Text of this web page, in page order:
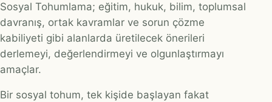
Sosyal Tohumlama; eğitim, hukuk, bilim, toplumsal
davranış, ortak kavramlar ve sorun çözme
kabiliyeti gibi alanlarda üretilecek önerileri
derlemeyi, değerlendirmeyi ve olgunlaştırmayı
amaçlar.
Bir sosyal tohum, tek kişide başlayan fakat